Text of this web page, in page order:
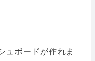
ュボードが作れま